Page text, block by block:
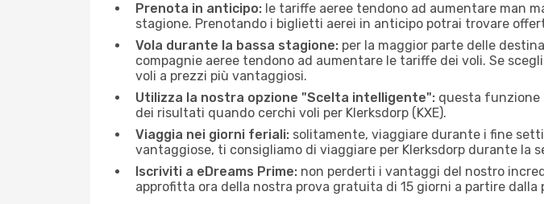
Prenota in anticipo: le tariffe aeree tendono ad aumentare man
stagione. Prenotando i biglietti aerei in anticipo potrai trovare
Vola durante la bassa stagione: per la maggior parte delle
compagnie aeree tendono ad aumentare le tariffe dei voli. Se
voli a prezzi più vantaggiosi.
Utilizza la nostra opzione "Scelta intelligente": questa funzione
dei risultati quando cerchi voli per Klerksdorp (KXE).
Viaggia nei giorni feriali: solitamente, viaggiare durante i fine
vantaggiose, ti consigliamo di viaggiare per Klerksdorp durante la
Iscriviti a eDreams Prime: non perderti i vantaggi del nostro
approfitta ora della nostra prova gratuita di 15 giorni a partire dalla